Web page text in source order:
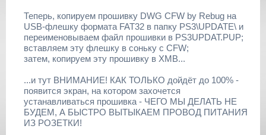
Теперь, копируем прошивку DWG CFW by Rebug на
USB-флешку формата FAT32 в папку PS3\UPDATE\ и
переименовываем файл прошивки в PS3UPDAT.PUP;
вставляем эту флешку в соньку с CFW;
затем, копируем эту прошивку в XMB...
...и тут ВНИМАНИЕ! КАК ТОЛЬКО дойдёт до 100% -
появится экран, на котором захочется
устанавливаться прошивка - ЧЕГО МЫ ДЕЛАТЬ НЕ
БУДЕМ, А БЫСТРО ВЫТЫКАЕМ ПРОВОД ПИТАНИЯ
ИЗ РОЗЕТКИ!